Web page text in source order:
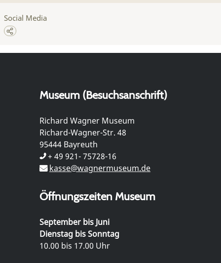
Social Media
Museum (Besuchsanschrift)
Richard Wagner Museum
Richard-Wagner-Str. 48
95444 Bayreuth
+ 49 921- 75728-16
kasse@wagnermuseum.de
Öffnungszeiten Museum
September bis Juni
Dienstag bis Sonntag
10.00 bis 17.00 Uhr